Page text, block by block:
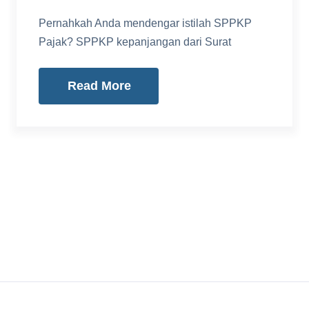
Pernahkah Anda mendengar istilah SPPKP
Pajak? SPPKP kepanjangan dari Surat
Read More